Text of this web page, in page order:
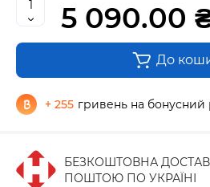
5 090.00
До
+ 255 гривень на бонусний
БЕЗКОШТОВНА
ПОШТОЮ ПО УКРАЇНІ